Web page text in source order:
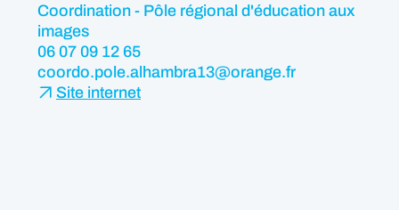
Coordination - Pôle régional d'éducation aux
images
06 07 09 12 65
coordo.pole.alhambra13@orange.fr
Site internet